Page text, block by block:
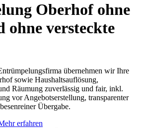
Oberhof ohne
ohne versteckte
übernehmen wir Ihre
sowie Haushaltsauflösung,
Räumung zuverlässig und fair, inkl.
vor Angebotserstellung, transparenter
Übergabe.
erfahren